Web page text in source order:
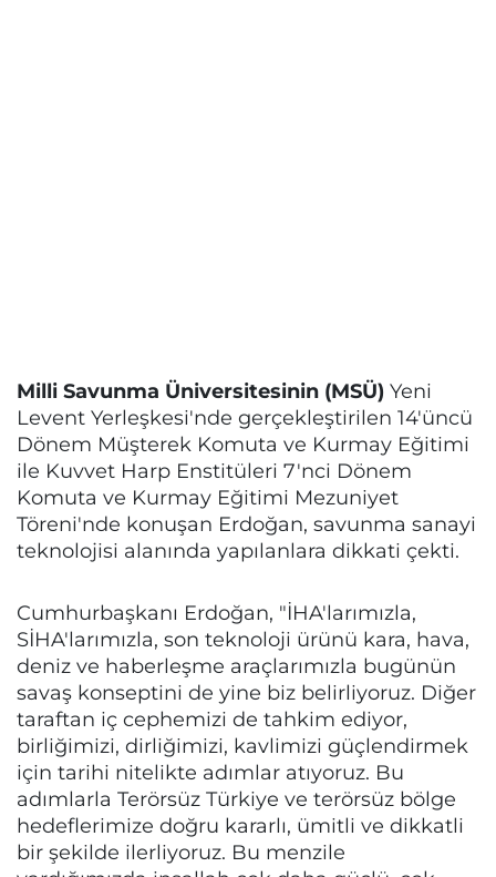
Milli Savunma Üniversitesinin (MSÜ) Yeni
Levent Yerleşkesi'nde gerçekleştirilen 14'üncü
Dönem Müşterek Komuta ve Kurmay Eğitimi
ile Kuvvet Harp Enstitüleri 7'nci Dönem
Komuta ve Kurmay Eğitimi Mezuniyet
Töreni'nde konuşan Erdoğan, savunma sanayi
teknolojisi alanında yapılanlara dikkati çekti.
Cumhurbaşkanı Erdoğan, "İHA'larımızla,
SİHA'larımızla, son teknoloji ürünü kara, hava,
deniz ve haberleşme araçlarımızla bugünün
savaş konseptini de yine biz belirliyoruz. Diğer
taraftan iç cephemizi de tahkim ediyor,
birliğimizi, dirliğimizi, kavlimizi güçlendirmek
için tarihi nitelikte adımlar atıyoruz. Bu
adımlarla Terörsüz Türkiye ve terörsüz bölge
hedeflerimize doğru kararlı, ümitli ve dikkatli
bir şekilde ilerliyoruz. Bu menzile